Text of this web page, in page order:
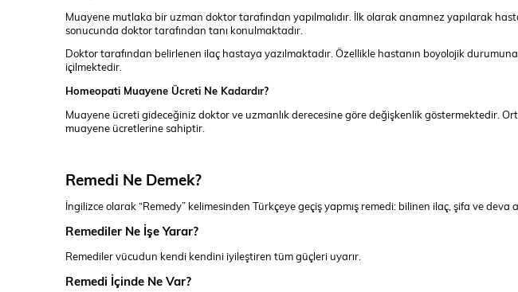
Muayene mutlaka bir uzman doktor tarafından yapılmalıdır. İlk olarak anamnez yapılarak
sonucunda doktor tarafından tanı konulmaktadır.
Doktor tarafından belirlenen ilaç hastaya yazılmaktadır. Özellikle hastanın boyolojik
içilmektedir.
Homeopati Muayene Ücreti Ne Kadardır?
Muayene ücreti gideceğiniz doktor ve uzmanlık derecesine göre değişkenlik göstermektedir.
muayene ücretlerine sahiptir.
Remedi Ne Demek?
İngilizce olarak “Remedy” kelimesinden Türkçeye geçiş yapmış remedi: bilinen ilaç, şifa ve deva
Remediler Ne İşe Yarar?
Remediler vücudun kendi kendini iyileştiren tüm güçleri uyarır.
Remedi İçinde Ne Var?